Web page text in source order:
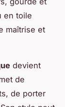
en toile
maîtrise et
devient
de
de porter